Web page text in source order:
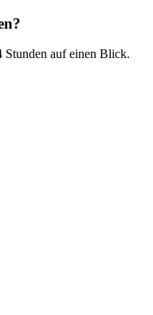
Stunden auf einen Blick.